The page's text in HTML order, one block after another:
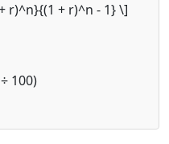
r)^n}{(1 + r)^n - 1}\]
100)